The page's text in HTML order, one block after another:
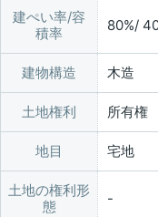
建ぺい率/容
積率
80%/
建物構造 木造
土地権利 所有権
地目 宅地
土地の権利形
態